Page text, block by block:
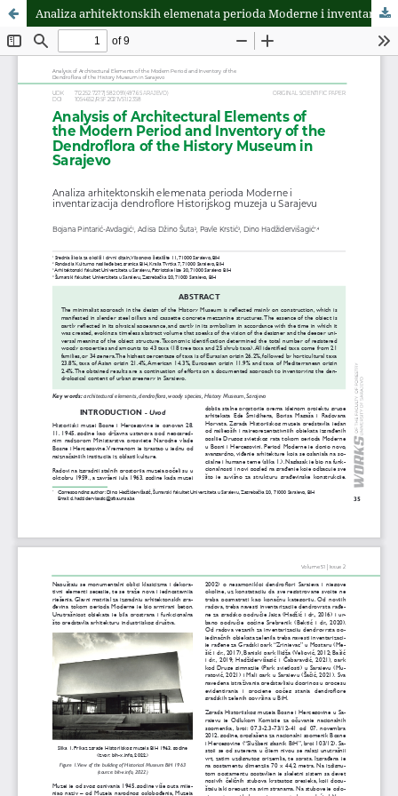
Analiza arhitektonskih elemenata perioda Moderne i inventarizacija dendroflore Historijskog muzeja u Sarajevu